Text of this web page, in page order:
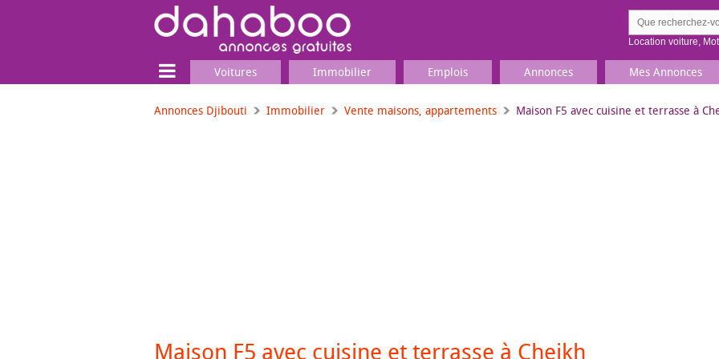
Location voiture,
Voitures Immobilier Emplois Annonces Mes Annonces
Annonces Djibouti Immobilier Vente maisons, appartements Maison F5 avec cuisine et terrasse à
Maison F5 avec cuisine et terrasse à Cheikh